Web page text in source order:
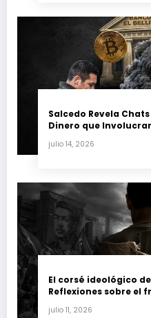
Salcedo Revela
Dinero que
julio 14, 2026
El corsé ideológico
Reflexiones sobre el
julio 11, 2026